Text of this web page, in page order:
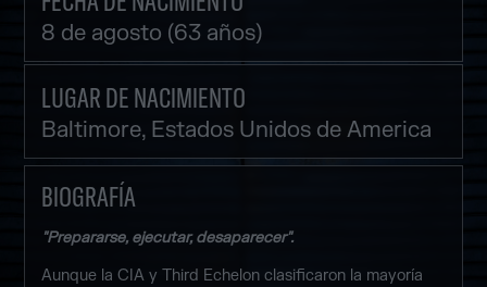
8 de agosto (63 años)
LUGAR DE NACIMIENTO
Baltimore, Estados Unidos de America
BIOGRAFÍA
"Prepararse, ejecutar, desaparecer".
Aunque la CIA y Third Echelon clasificaron la mayoría